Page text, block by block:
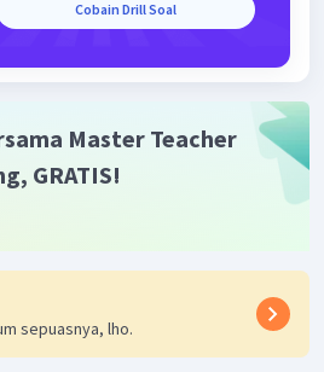
Cobain Drill Soal
Master Teacher
GRATIS!
sepuasnya, lho.